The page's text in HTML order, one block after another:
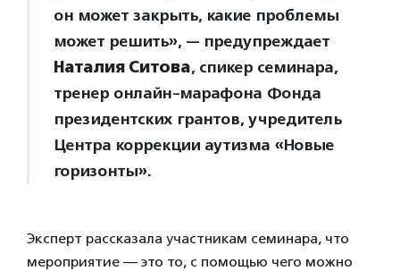
он может закрыть, какие проблемы
может решить», — предупреждает
Наталия Ситова, спикер семинара,
тренер онлайн-марафона Фонда
президентских грантов, учредитель
Центра коррекции аутизма «Новые
горизонты».
Эксперт рассказала участникам семинара, что
мероприятие — это то, с помощью чего можно